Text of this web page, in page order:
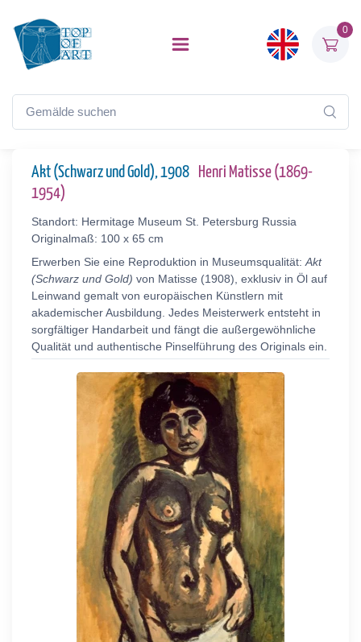
0
Akt (Schwarz und Gold), 1908
Henri Matisse (1869-
1954)
Standort: Hermitage Museum St. Petersburg Russia
Originalmaß: 100 x 65 cm
Erwerben Sie eine Reproduktion in Museumsqualität: Akt
(Schwarz und Gold) von Matisse (1908), exklusiv in Öl auf
Leinwand gemalt von europäischen Künstlern mit
akademischer Ausbildung. Jedes Meisterwerk entsteht in
sorgfältiger Handarbeit und fängt die außergewöhnliche
Qualität und authentische Pinselführung des Originals ein.